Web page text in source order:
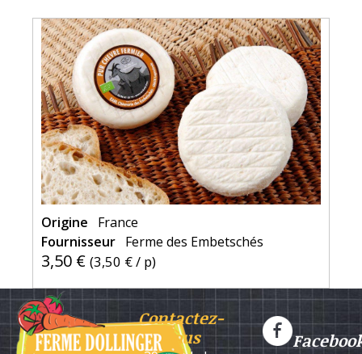
Origine
France
Fournisseur Ferme des Embetschés
3,50 € (3,50 €/ p)
Contactez-
nous